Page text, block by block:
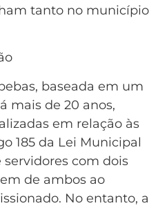
tanto no município
baseada em um
mais de 20 anos,
em relação às
185 da Lei Municipal
servidores com dois
de ambos ao
No entanto, a